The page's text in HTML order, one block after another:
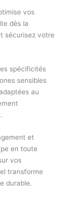
vos
dès la
sécurisez votre
spécificités
sensibles
au
et
en toute
vos
transforme
durable.